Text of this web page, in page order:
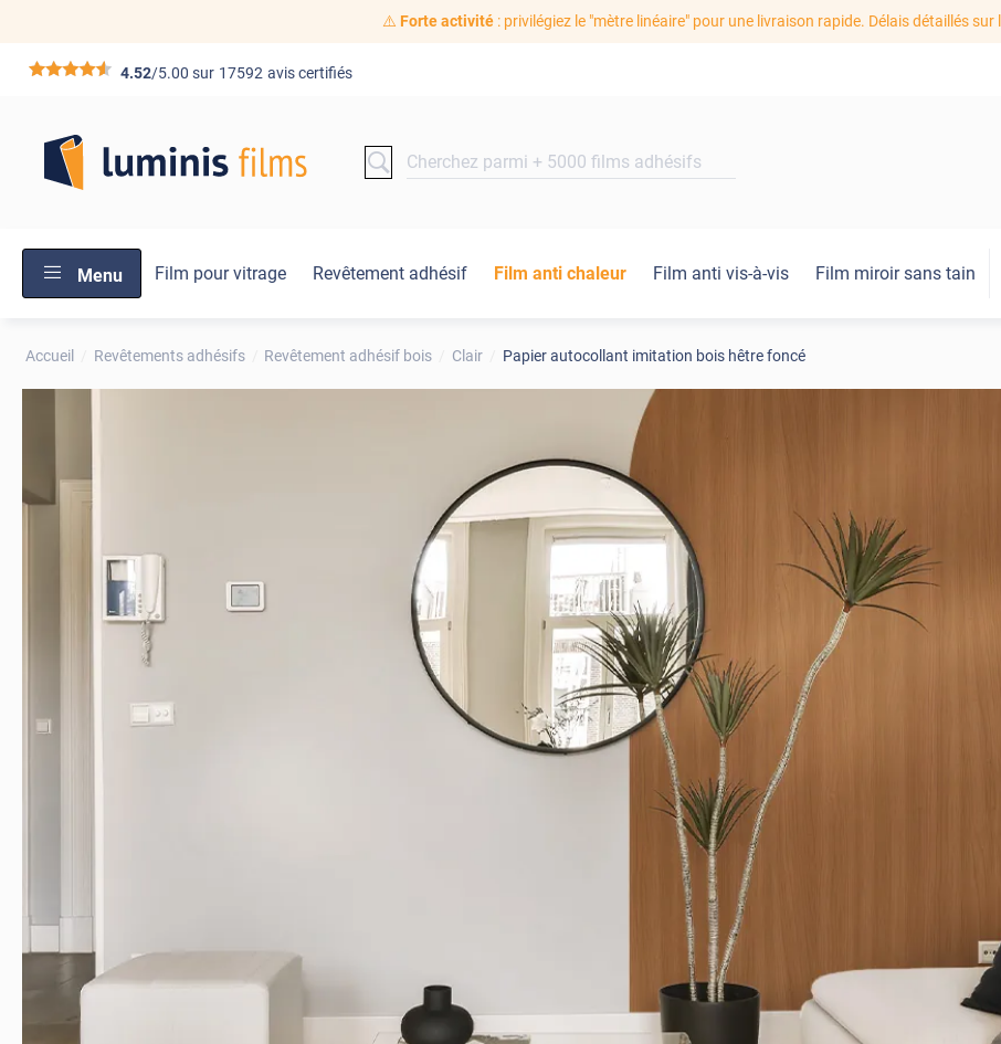
⚠️ Forte activité: privilégiez le "mètre linéaire" pour une livraison rapide. Délais détaillés
*****4.52/5.00 sur 17592 avis certifiés
Menu Film pour vitrage Revêtement adhésif Film anti chaleur Film anti vis-à-vis Film miroir sans tain
Accueil Revêtements adhésifs Revêtement adhésif bois Clair Papier autocollant imitation bois hêtre foncé